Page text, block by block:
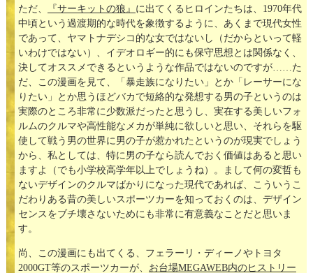
ただ、 『サーキットの狼』 に出てくるヒロインたちは、1970年代
中頃という過渡期的な時代を象徴するように、あくまで現代女性
であって、ヤマトナデシコ的な女ではないし（だからといって軽
いわけではない）、イデオロギー的にも保守思想とは関係なく、
決してオススメできるというような作品ではないのですが……た
だ、この漫画を見て、「暴走族になりたい」とか「レーサーにな
りたい」とか思うほどバカで短絡的な発想する男の子というのは
実際のところ非常に少数派だったと思うし、実在する美しいフォ
ルムのクルマや高性能なメカが単純に欲しいと思い、それらを駆
使して戦う男の世界に男の子が惹かれたというのが現実でしょう
から、私としては、特に男の子なら読んでおく価値はあると思い
ますよ（でも小学校高学年以上でしょうね）。まして何の変哲も
ないデザインのクルマばかりになった現代であれば、こういうこ
だわりある昔の美しいスポーツカーを知っておくのは、デザイン
センスをブチ壊さないためにも非常に有意義なことだと思いま
す。
尚、この漫画にも出てくる、フェラーリ・ディーノやトヨタ
2000GT等のスポーツカーが、 お台場MEGAWEB内のヒストリー